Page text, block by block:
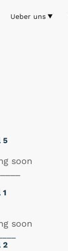
Ueber uns
5
soon
soon
2